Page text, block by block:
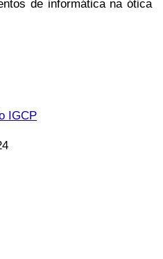
de informática na ótica
IGCP